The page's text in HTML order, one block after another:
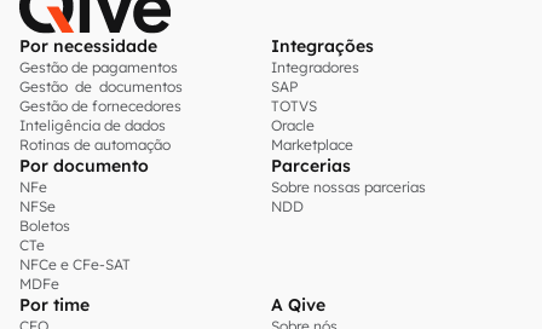
Por necessidade
Gestão de pagamentos
Gestão de documentos
Gestão de fornecedores
Inteligência de dados
Rotinas de automação
Integrações
Integradores
SAP
TOTVS
Oracle
Marketplace
Por documento
NFe
NFSe
Boletos
CTe
NFCe e CFe-SAT
MDFe
Parcerias
Sobre nossas parcerias
NDD
Por time A Qive